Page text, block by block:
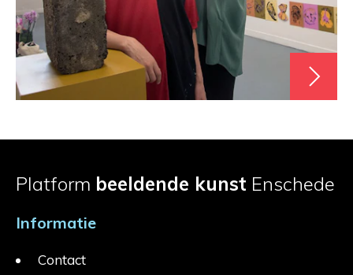
Platform beeldende kunst Enschede
Informatie
Contact